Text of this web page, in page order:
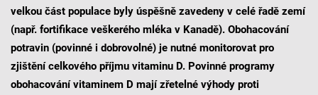
velkou část populace byly úspěšně zavedeny v celé řadě zemí
(např. fortifikace veškerého mléka v Kanadě). Obohacování
potravin (povinné i dobrovolné) je nutné monitorovat pro
zjištění celkového příjmu vitaminu D. Povinné programy
obohacování vitaminem D mají zřetelné výhody proti